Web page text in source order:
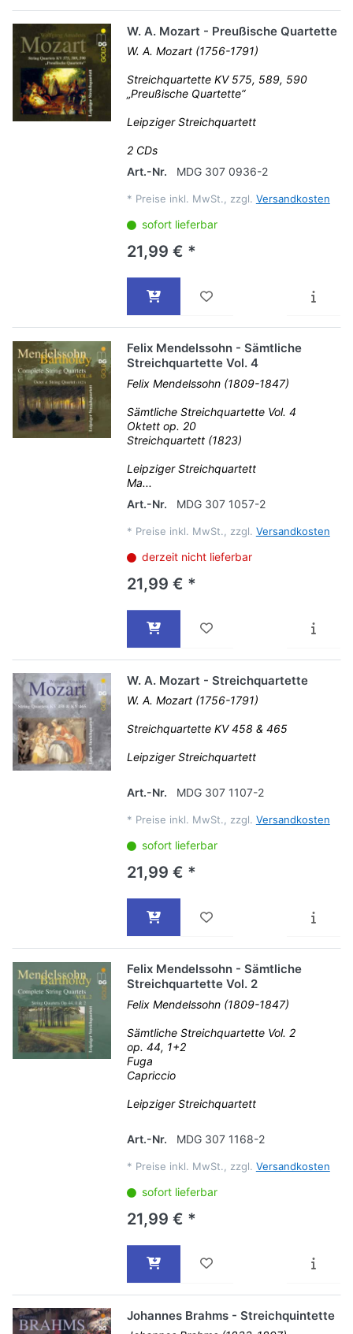
W. A. Mozart - Preußische Quartette
W. A. Mozart (1756-1791)
Streichquartette KV 575, 589, 590
„Preußische Quartette“
Leipziger Streichquartett
2 CDs
Art.-Nr.
MDG 307 0936-2
* Preise inkl. MwSt., zzgl. Versandkosten
sofort lieferbar
21,99 € *
Felix Mendelssohn - Sämtliche
Streichquartette Vol. 4
Felix Mendelssohn (1809-1847)
Sämtliche Streichquartette Vol. 4
Oktett op. 20
Streichquartett (1823)
Leipziger Streichquartett
Ma...
Art.-Nr.
MDG 307 1057-2
* Preise inkl. MwSt., zzgl. Versandkosten
derzeit nicht lieferbar
21,99 € *
W. A. Mozart - Streichquartette
W. A. Mozart (1756-1791)
Streichquartette KV 458 & 465
Leipziger Streichquartett
Art.-Nr. MDG 307 1107-2
* Preise inkl. MwSt., zzgl. Versandkosten
sofort lieferbar
21,99 € *
Felix Mendelssohn - Sämtliche
Streichquartette Vol. 2
Felix Mendelssohn (1809-1847)
Sämtliche Streichquartette Vol. 2
op. 44, 1+2
Fuga
Capriccio
Leipziger Streichquartett
Art.-Nr. MDG 307 1168-2
* Preise inkl. MwSt., zzgl. Versandkosten
sofort lieferbar
21,99 € *
Johannes Brahms - Streichquintette